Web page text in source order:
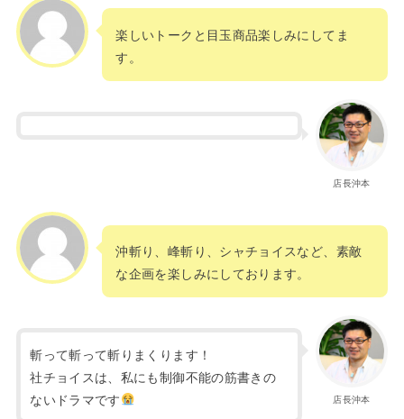
楽しいトークと目玉商品楽しみにしてま
す。
店長沖本
沖斬り、峰斬り、シャチョイスなど、素敵
な企画を楽しみにしております。
店長沖本
斬って斬って斬りまくります！
社チョイスは、私にも制御不能の筋書きの
ないドラマです